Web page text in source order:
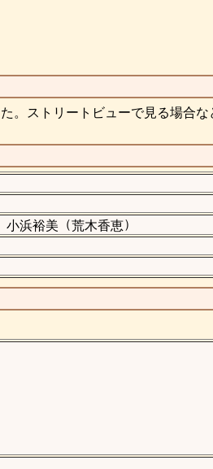
。ストリートビューで見る場合
小浜裕美 （荒木香恵）